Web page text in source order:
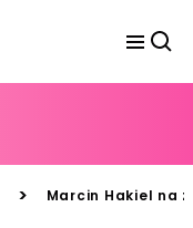
> Marcin Hakiel na